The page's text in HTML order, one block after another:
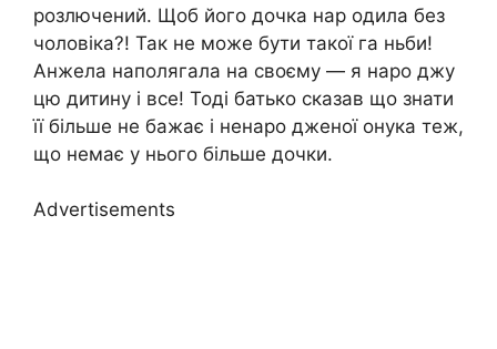
розлючений. Щоб його дочка нар одила без
чоловіка?! Так не може бути такої га ньби!
Анжела наполягала на своєму — я наро джу
цю дитину і все! Тоді батько сказав що знати
її більше не бажає і ненаро дженої онука теж,
що немає у нього більше дочки.
Advertisements